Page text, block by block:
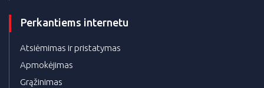
Perkantiems internetu
Atsiėmimas ir pristatymas
Apmokėjimas
Grąžinimas